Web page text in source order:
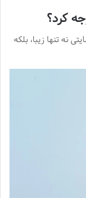
کرد؟
نه تنها زیبا، بلکه